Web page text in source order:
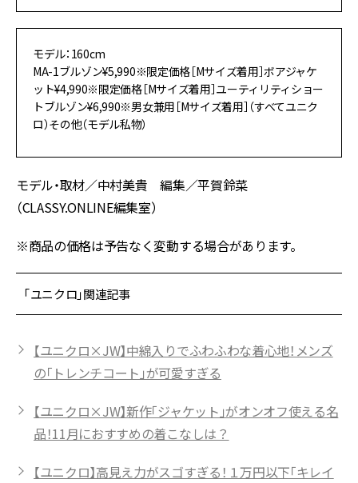
モデル：160cm
MA-1ブルゾン¥5,990※限定価格［Mサイズ着用］ボアジャケ
ット¥4,990※限定価格［Mサイズ着用］ユーティリティショー
トブルゾン¥6,990※男女兼用［Mサイズ着用］（すべてユニク
ロ）その他（モデル私物）
モデル・取材／中村美貴 編集／平賀鈴菜
（CLASSY.ONLINE編集室）
※商品の価格は予告なく変動する場合があります。
「ユニクロ」関連記事
【ユニクロ×JW】中綿入りでふわふわな着心地！メンズ
の「トレンチコート」が可愛すぎる
【ユニクロ×JW】新作「ジャケット」がオンオフ使える名
品！11月におすすめの着こなしは？
【ユニクロ】高見え力がスゴすぎる！１万円以下「キレイ